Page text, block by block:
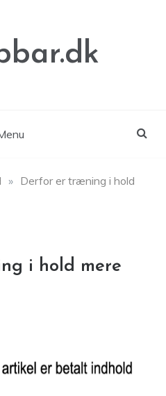
» Derfor er træning i hold
i hold mere